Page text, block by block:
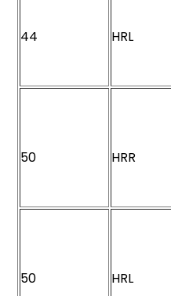
44 HRL
50 HRR
50 HRL